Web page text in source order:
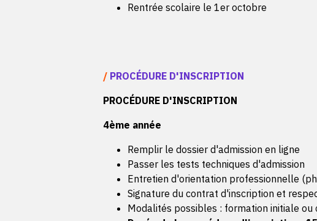
Rentrée scolaire le 1er octobre
/PROCÉDURE D'INSCRIPTION
PROCÉDURE D'INSCRIPTION
4ème année
Remplir le dossier d'admission en ligne
Passer les tests techniques d'admission
Entretien d'orientation professionnelle
Signature du contrat d'inscription et
Modalités possibles : formation initiale